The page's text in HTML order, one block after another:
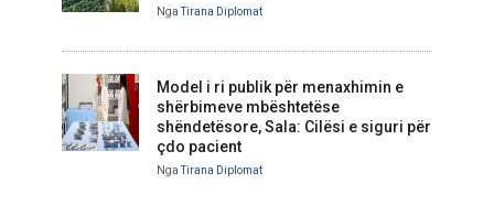
NgaTirana Diplomat
Model i ri publik për menaxhimin e
shërbimeve mbështetëse
shëndetësore, Sala: Cilësi e siguri për
çdo pacient
NgaTirana Diplomat